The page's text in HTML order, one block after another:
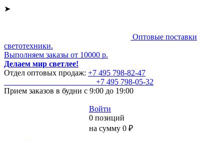
➤
Оптовые поставки
светотехники.
Выполняем заказы от 10000 р.
Делаем мир светлее!
Отдел оптовых продаж: +7 495 798-82-47
+7 495 798-05-32
Прием заказов в будни с 9:00 до 19:00
Войти
0 позиций
на сумму 0 ₽